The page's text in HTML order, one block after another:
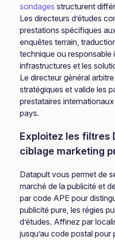
sondages structurent
Les directeurs d’études
prestations spécifiques
enquêtes terrain,
technique ou responsable
infrastructures et les
Le directeur général
stratégiques et valide les
prestataires
pays.
Exploitez les filtres
ciblage marketing
Datapult vous permet de
marché de la publicité et
par code APE pour
publicité pure, les régies
d’études. Affinez par
jusqu’au code postal pour